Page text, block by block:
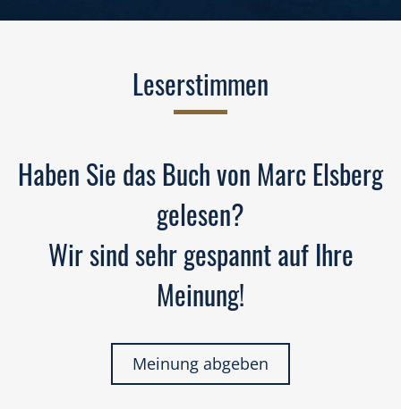
Leserstimmen
Haben Sie das Buch von Marc Elsberg
gelesen?
Wir sind sehr gespannt auf Ihre
Meinung!
Meinung abgeben